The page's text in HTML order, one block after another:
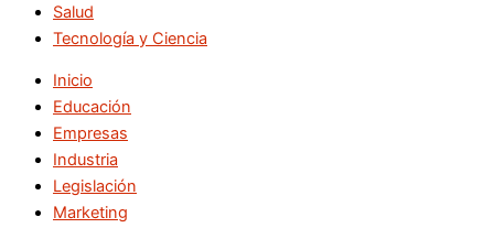
Salud
Tecnología y Ciencia
Inicio
Educación
Empresas
Industria
Legislación
Marketing